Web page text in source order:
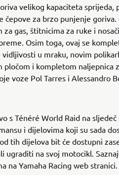
velikog kapaciteta sprijeda,
čepove za brzo punjenje goriva.
za gas, štitnicima za ruke i
Osim toga, ovaj se
vidljivosti u mraku, novim
pločom i kompletom naljepnica
voze Pol Tarres i Alessandro
s Ténéré World Raid na sljedeč
i dijelovima koji su sada
tih dijelova bit će dostupni
ugraditi na svoj motocikl.
na Yamaha Racing web stranici.